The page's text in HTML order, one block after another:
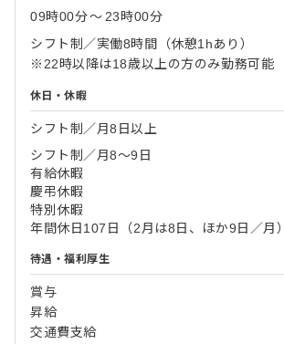
09時00分〜 23時00分
シフト制／実働8時間（休憩1hあり）
※22時以降は18歳以上の方のみ勤務可能
休日・休暇
シフト制／月8日以上
シフト制／月8～9日
有給休暇
慶弔休暇
特別休暇
年間休日107日（2月は8日、ほか9日／月）
待遇・福利厚生
賞与
昇給
交通費支給